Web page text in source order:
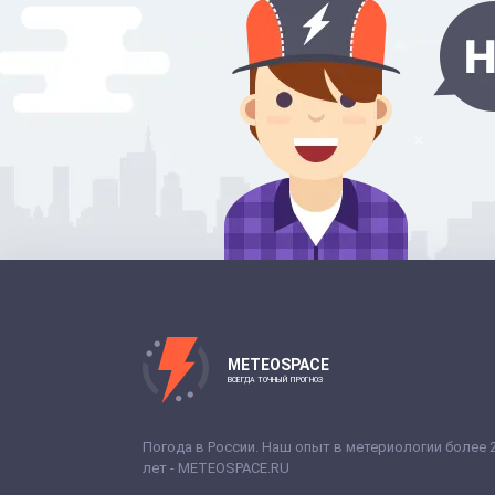
METEOSPACE
ВСЕГДА ТОЧНЫЙ ПРОГНОЗ
Погода в России. Наш опыт в метериологии более
лет - METEOSPACE.RU